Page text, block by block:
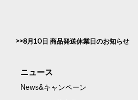
8月10日 商品発送休業日のお知らせ
ニュース
News&キャンペーン